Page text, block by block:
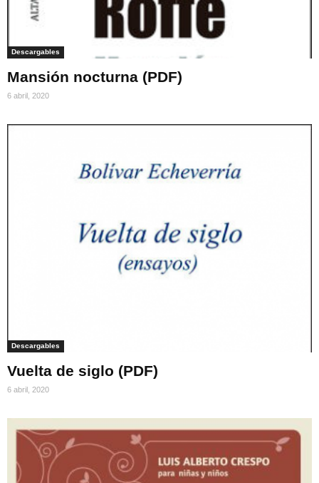
Descargables
Mansión nocturna (PDF)
6 abril, 2020
Descargables
Vuelta de siglo (PDF)
6 abril, 2020